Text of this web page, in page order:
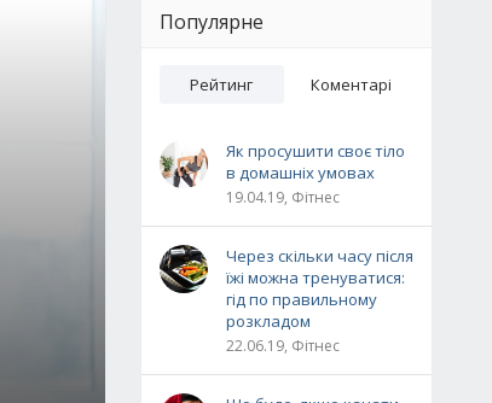
Популярне
Рейтинг Коментарі
Як просушити своє тіло
в домашніх умовах
19.04.19, Фітнес
Через скільки часу після
їжі можна тренуватися:
гід по правильному
розкладом
22.06.19, Фітнес